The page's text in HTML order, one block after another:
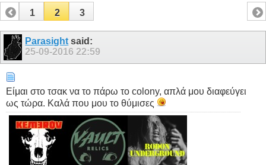
1
2 3
Parasight said:
25-09-201622:59
Είμαι στο τσακ να το πάρω το colony, απλά μου διαφεύγει
ως τώρα. Καλά που μου το θύμισες